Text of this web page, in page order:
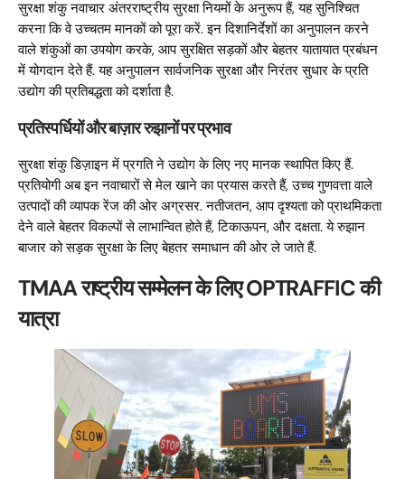
सुरक्षा शंकु नवाचार अंतरराष्ट्रीय सुरक्षा नियमों के अनुरूप हैं, यह सुनिश्चित
करना कि वे उच्चतम मानकों को पूरा करें. इन दिशानिर्देशों का अनुपालन करने
वाले शंकुओं का उपयोग करके, आप सुरक्षित सड़कों और बेहतर यातायात प्रबंधन
में योगदान देते हैं. यह अनुपालन सार्वजनिक सुरक्षा और निरंतर सुधार के प्रति
उद्योग की प्रतिबद्धता को दर्शाता है.
प्रतिस्पर्धियों और बाज़ार रुझानों पर प्रभाव
सुरक्षा शंकु डिज़ाइन में प्रगति ने उद्योग के लिए नए मानक स्थापित किए हैं.
प्रतियोगी अब इन नवाचारों से मेल खाने का प्रयास करते हैं, उच्च गुणवत्ता वाले
उत्पादों की व्यापक रेंज की ओर अग्रसर. नतीजतन, आप दृश्यता को प्राथमिकता
देने वाले बेहतर विकल्पों से लाभान्वित होते हैं, टिकाऊपन, और दक्षता. ये रुझान
बाजार को सड़क सुरक्षा के लिए बेहतर समाधान की ओर ले जाते हैं.
TMAA राष्ट्रीय सम्मेलन के लिए OPTRAFFIC की
यात्रा